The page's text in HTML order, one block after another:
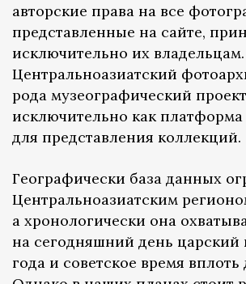
авторские права на все
представленные на сайте,
исключительно их
Центральноазиатский
рода музеографический
исключительно как платформа
для представления коллекций.
Географически база данных
Центральноазиатским
а хронологически она
на сегодняшний день царский
года и советское время вплоть